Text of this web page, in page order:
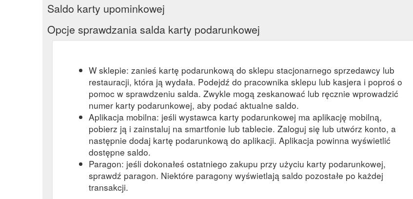
Saldo karty upominkowej
Opcje sprawdzania salda karty podarunkowej
W sklepie: zanieś kartę podarunkową do sklepu stacjonarnego sprzedawcy lub
restauracji, która ją wydała. Podejdź do pracownika sklepu lub kasjera i poproś o
pomoc w sprawdzeniu salda. Zwykle mogą zeskanować lub ręcznie wprowadzić
numer karty podarunkowej, aby podać aktualne saldo.
Aplikacja mobilna: jeśli wystawca karty podarunkowej ma aplikację mobilną,
pobierz ją i zainstaluj na smartfonie lub tablecie. Zaloguj się lub utwórz konto, a
następnie dodaj kartę podarunkową do aplikacji. Aplikacja powinna wyświetlić
dostępne saldo.
Paragon: jeśli dokonałeś ostatniego zakupu przy użyciu karty podarunkowej,
sprawdź paragon. Niektóre paragony wyświetlają saldo pozostałe po każdej
transakcji.